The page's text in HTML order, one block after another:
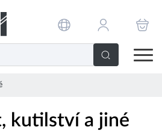
kutilství a jiné